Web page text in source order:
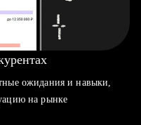
ожидания и навыки,
на рынке